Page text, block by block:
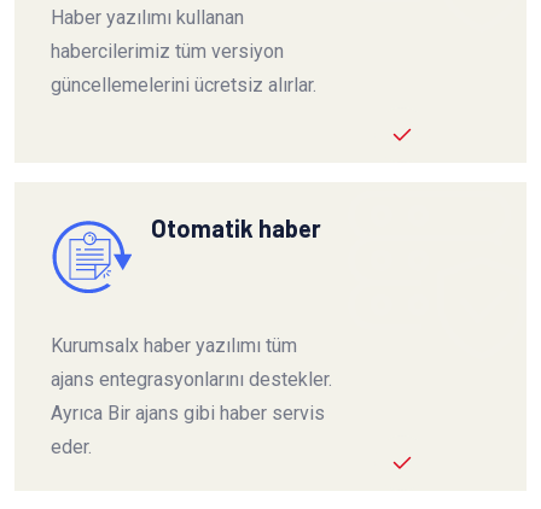
Haber yazılımı kullanan
habercilerimiz tüm versiyon
güncellemelerini ücretsiz alırlar.
Otomatik haber
Kurumsalx haber yazılımı tüm
ajans entegrasyonlarını destekler.
Ayrıca Bir ajans gibi haber servis
eder.